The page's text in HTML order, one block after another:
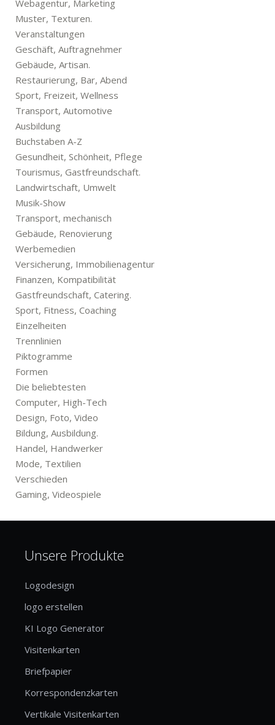
Webagentur, Marketing
Muster, Texturen.
Veranstaltungen
Geschäft, Auftragnehmer
Gebäude, Artisan.
Restaurierung, Bar, Abend
Sport, Freizeit, Wellness
Transport, Automotive
Ausbildung
Buchstaben A-Z
Gesundheit, Schönheit, Pflege
Tourismus, Gastfreundschaft.
Landwirtschaft, Umwelt
Musik-Show
Transport, mechanisch
Gebäude, Renovierung
Werbemedien
Versicherung, Immobilienagentur
Finanzen, Kompatibilität
Gastfreundschaft, Catering.
Sport, Fitness, Coaching
Einzelheiten
Trennlinien
Piktogramme
Formen
Die beliebtesten
Computer, High-Tech
Design, Foto, Video
Bildung, Ausbildung.
Handel, Handwerker
Mode, Textilien
Verschieden
Gaming, Videospiele
Unsere Produkte
Logodesign
logo erstellen
KI Logo Generator
Visitenkarten
Briefpapier
Korrespondenzkarten
Vertikale Visitenkarten